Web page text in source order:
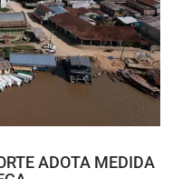
ADOTA MEDIDA